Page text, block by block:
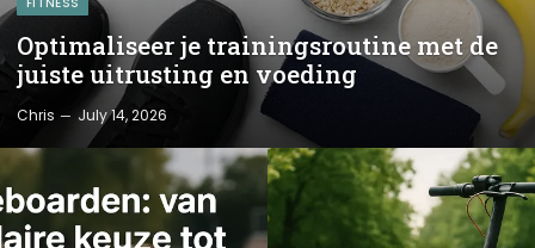
Optimaliseer je trainingsroutine met de
juiste uitrusting en voeding
Chris July 14, 2026